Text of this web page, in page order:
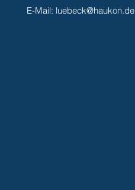
E-Mail: luebeck@haukon.de